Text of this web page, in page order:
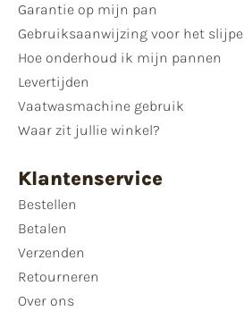
Garantie op mijn pan
Gebruiksaanwijzing voor het
Hoe onderhoud ik mijn pannen
Levertijden
Vaatwasmachine gebruik
Waar zit jullie winkel?
Klantenservice
Bestellen
Betalen
Verzenden
Retourneren
Over ons